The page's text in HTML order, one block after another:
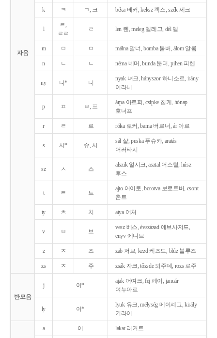
자음
k ㅋ ㄱ, 크 béka 베커, keksz 켁스, szék 세크
l
ㄹ,
ㄹㄹ
ㄹ len 렌, meleg 멜레그, dél 델
m ㅁ ㅁ málna 말너, bomba 봄버, álom 알롬
n ㄴ ㄴ néma 네머, bunda 분더, pihen 피헨
ny 니* 니
nyak 녀크, hányszor 하니소르, irány
이라니
p ㅍ ㅂ, 프
árpa 아르퍼, csipke 칩케, hónap
호너프
r ㄹ 르 róka 로커, barna 버르너, ár 아르
s 시* 슈, 시
sál 샬, puska 푸슈카, aratás
어러타시
sz ㅅ 스
alszik 얼시크, asztal 어스털, húsz
후스
t ㅌ 트
ajto 어이토, borotva 보로트버, csont
촌트
ty ㅊ 치 atya 어처
v ㅂ 브
vesz 베스, évszázad 에브사저드,
enyv 에니브
z ㅈ 즈 zab 저브, kezd 케즈드, blúz 블루즈
zs ㅈ 주 zsák 자크, tőzsde 퇴주데, rozs 로주
반모음
j 이*
ajak 어여크, fej 페이, január
여누아르
ly 이*
lyuk 유크, mélység 메이셰그, király
키라이
a 어 lakat 러커트